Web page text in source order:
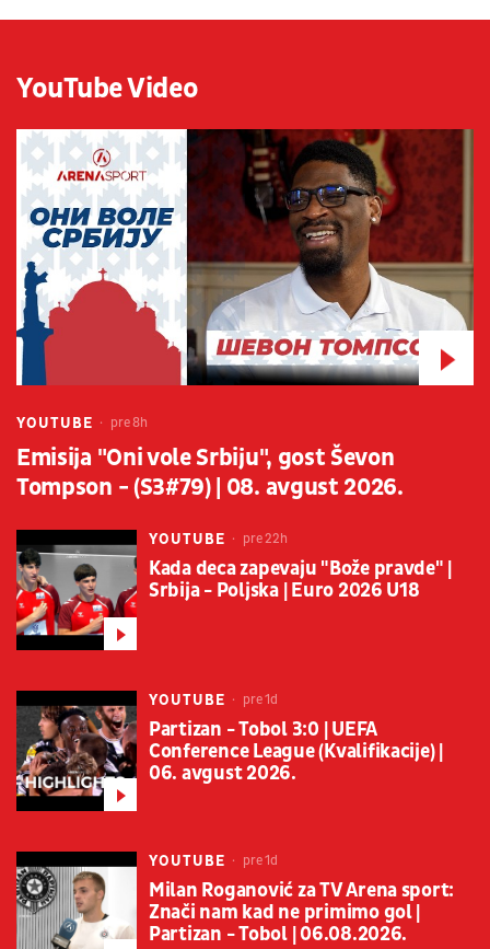
YouTube Video
YOUTUBE pre 8h
Emisija "Oni vole Srbiju", gost Ševon
Tompson - (S3#79) | 08. avgust 2026.
YOUTUBE pre 22h
Kada deca zapevaju "Bože pravde" |
Srbija - Poljska | Euro 2026 U18
YOUTUBE pre 1d
Partizan - Tobol 3:0 | UEFA
Conference League (Kvalifikacije) |
06. avgust 2026.
YOUTUBE pre 1d
Milan Roganović za TV Arena sport:
Znači nam kad ne primimo gol |
Partizan - Tobol | 06.08.2026.